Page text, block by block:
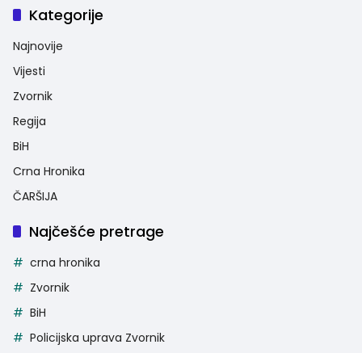
Kategorije
Najnovije
Vijesti
Zvornik
Regija
BiH
Crna Hronika
ČARŠIJA
Najčešće pretrage
crna hronika
Zvornik
BiH
Policijska uprava Zvornik